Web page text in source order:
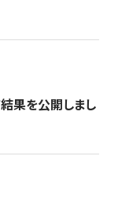
果を公開しまし